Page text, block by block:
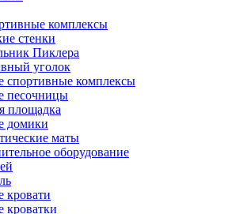
комплексы
стенки
Пиклера
уголок
спортивные комплексы
песочницы
площадка
домики
маты
оборудование
кровати
кроватки